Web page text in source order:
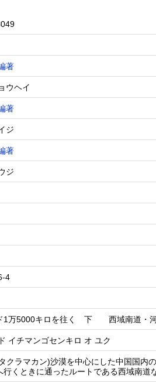
著
ウヘイ
著
ジ
著
ジ
4
1万5000キロを往く 下 西域南道・
イチマンゴセンキロ オ ユク
クラマカン)沙漠を中心にした中国国内
行くときに通ったルートである西域南道